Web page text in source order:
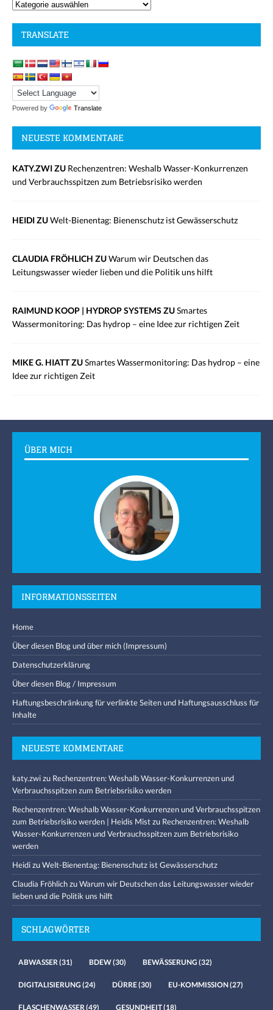
TRANSLATE
Powered by Translate
NEUESTE KOMMENTARE
KATY.ZWI ZU Rechenzentren: Weshalb Wasser-Konkurrenzen
und Verbrauchsspitzen zum Betriebsrisiko werden
HEIDI ZUWelt-Bienentag: Bienenschutz ist Gewässerschutz
CLAUDIA FRÖHLICH ZUWarum wir Deutschen das
Leitungswasser wieder lieben und die Politik uns hilft
RAIMUND KOOP | HYDROP SYSTEMS ZUSmartes
Wassermonitoring: Das hydrop – eine Idee zur richtigen Zeit
MIKE G. HIATT ZUSmartes Wassermonitoring: Das hydrop – eine
Idee zur richtigen Zeit
ÜBER MICH
INFORMATIONSSEITEN
Home
Über diesen Blog und über mich (Impressum)
Datenschutzerklärung
Über diesen Blog / Impressum
Haftungsbeschränkung für verlinkte Seiten und Haftungsausschluss für
Inhalte
NEUESTE KOMMENTARE
katy.zwizu Rechenzentren: Weshalb Wasser-Konkurrenzen und
Verbrauchsspitzen zum Betriebsrisiko werden
Rechenzentren: Weshalb Wasser-Konkurrenzen und Verbrauchsspitzen
zum Betriebsrisiko werden | Heidis Mistzu Rechenzentren: Weshalb
Wasser-Konkurrenzen und Verbrauchsspitzen zum Betriebsrisiko
werden
HeidizuWelt-Bienentag: Bienenschutz ist Gewässerschutz
Claudia FröhlichzuWarum wir Deutschen das Leitungswasser wieder
lieben und die Politik uns hilft
SCHLAGWÖRTER
ABWASSER (31) BDEW(30) BEWÄSSERUNG (32)
DIGITALISIERUNG (24) DÜRRE(30) EU-KOMMISSION(27)
FLASCHENWASSER (49) GESUNDHEIT(18)